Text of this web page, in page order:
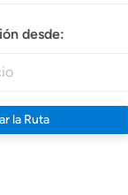
desde:
la Ruta